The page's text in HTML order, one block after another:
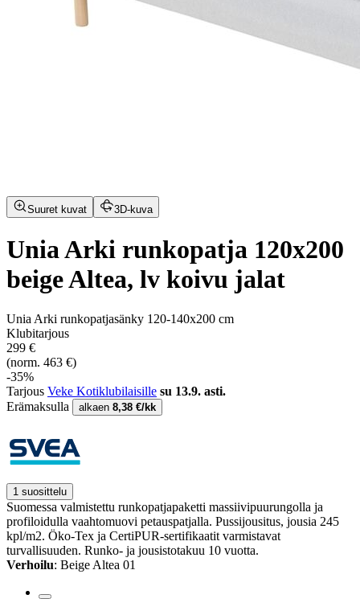
Suuret kuvat 3D-kuva
Unia Arki runkopatja 120x200
beige Altea, lv koivu jalat
Unia Arki runkopatjasänky 120-140x200 cm
Klubitarjous
299 €
(norm. 463 €)
-35%
Tarjous Veke Kotiklubilaisille su 13.9. asti.
Erämaksulla
alkaen 8,38 €/kk
1 suosittelu
Suomessa valmistettu runkopatjapaketti massiivipuurungolla ja
profiloidulla vaahtomuovi petauspatjalla. Pussijousitus, jousia 245
kpl/m2. Öko-Tex ja CertiPUR-sertifikaatit varmistavat
turvallisuuden. Runko- ja jousistotakuu 10 vuotta.
Verhoilu: Beige Altea 01